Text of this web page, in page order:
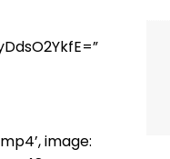
image: